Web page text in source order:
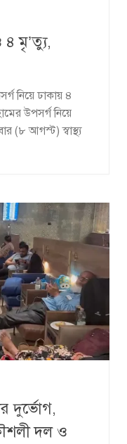
মৃ’ত্যু,
নিয়ে ঢাকায় ৪
উপসর্গ নিয়ে
(৮ আগস্ট) স্বাস্থ্য
দুর্ভোগ,
দল ও